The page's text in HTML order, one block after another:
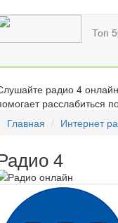
Топ
радио 4
расслабиться
Главная
Интернет
4